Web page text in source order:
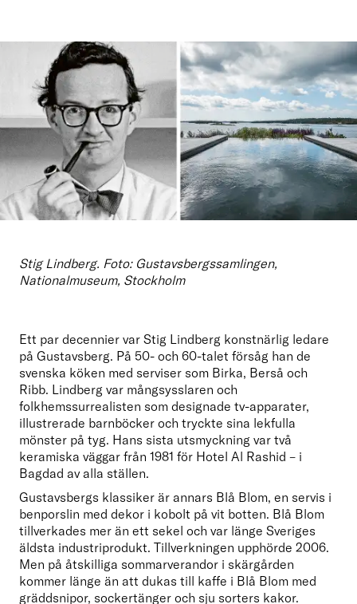
Stig Lindberg. Foto: Gustavsbergssamlingen,
Nationalmuseum, Stockholm
Ett par decennier var Stig Lindberg konstnärlig ledare
på Gustavsberg. På 50- och 60-talet försåg han de
svenska köken med serviser som Birka, Berså och
Ribb. Lindberg var mångsysslaren och
folkhemssurrealisten som designade tv-apparater,
illustrerade barnböcker och tryckte sina lekfulla
mönster på tyg. Hans sista utsmyckning var två
keramiska väggar från 1981 för Hotel Al Rashid – i
Bagdad av alla ställen.
Gustavsbergs klassiker är annars Blå Blom, en servis i
benporslin med dekor i kobolt på vit botten. Blå Blom
tillverkades mer än ett sekel och var länge Sveriges
äldsta industriprodukt. Tillverkningen upphörde 2006.
Men på åtskilliga sommarverandor i skärgården
kommer länge än att dukas till kaffe i Blå Blom med
gräddsnipor, sockertänger och sju sorters kakor.